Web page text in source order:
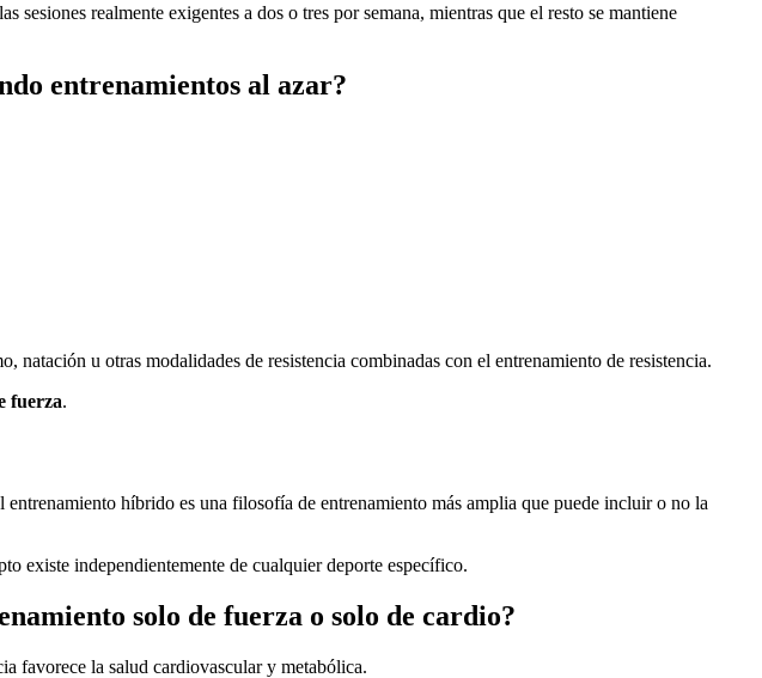
realmente exigentes a dos o tres por semana, mientras que el resto se mantiene
entrenamientos al azar?
u otras modalidades de resistencia combinadas con el entrenamiento de resistencia.
fuerza.
híbrido es una filosofía de entrenamiento más amplia que puede incluir o no la
existe independientemente de cualquier deporte específico.
solo de fuerza o solo de cardio?
favorece la salud cardiovascular y metabólica.